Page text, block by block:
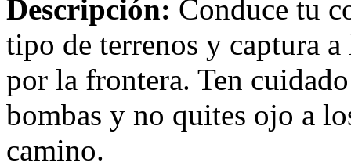
Descripción: Conduce tu
tipo de terrenos y captura a
por la frontera. Ten
bombas y no quites ojo a
camino.